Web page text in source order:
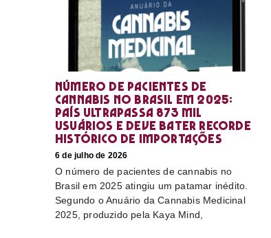
Número de pacientes de
cannabis no Brasil em 2025:
país ultrapassa 873 mil
usuários e deve bater recorde
histórico de importações
6 de julho de 2026
O número de pacientes de cannabis no
Brasil em 2025 atingiu um patamar inédito.
Segundo o Anuário da Cannabis Medicinal
2025, produzido pela Kaya Mind,